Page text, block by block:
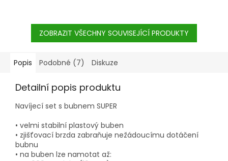
potřebnou námahu.
období. Průměr 20 mm.
ZOBRAZIT VŠECHNY SOUVISEJÍCÍ PRODUKTY
Popis Podobné (7) Diskuze
Detailní popis produktu
Navíjecí set s bubnem SUPER
• velmi stabilní plastový buben
• zjišťovací brzda zabraňuje nežádoucímu dotáčení
bubnu
• na buben lze namotat až: